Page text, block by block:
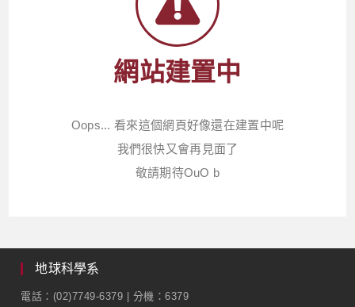
網站建置中
Oops... 看來這個網頁好像還在建置中呢
我們很快又會再見面了
敬請期待OuO b
地球科學系
電話：(02)7749-6379 | 分機：6379